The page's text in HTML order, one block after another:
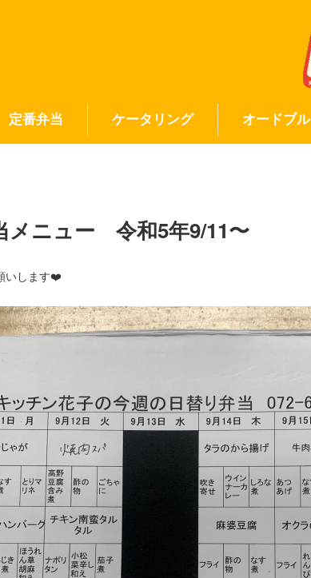
定番弁当 ケータリング オードブル
メニュー 令和5年9/11〜
いします❤️